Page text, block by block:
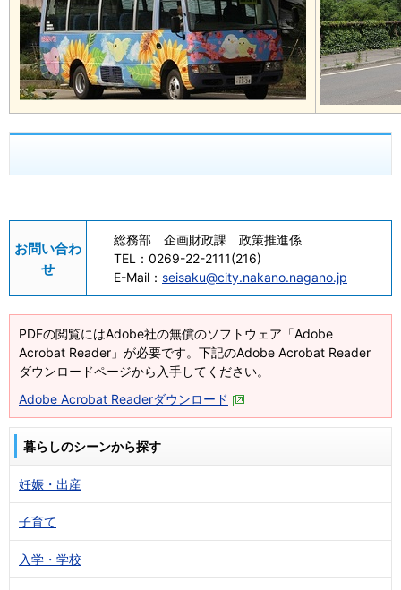
お問い合わ
せ
総務部 企画財政課 政策推進係
TEL： 0269-22-2111(216)
E-Mail： seisaku@city.nakano.nagano.jp
PDFの閲覧にはAdobe社の無償のソフトウェア「Adobe
Acrobat Reader」が必要です。下記のAdobe Acrobat Reader
ダウンロードページから入手してください。
Adobe Acrobat Readerダウンロード
暮らしのシーンから探す
妊娠・出産
子育て
入学・学校